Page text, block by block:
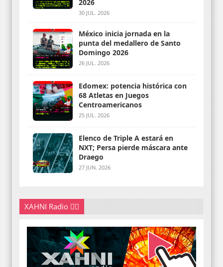
2026
30 JUL. 2026
México inicia jornada en la
punta del medallero de Santo
Domingo 2026
26 JUL. 2026
Edomex: potencia histórica con
68 Atletas en Juegos
Centroamericanos
25 JUL. 2026
Elenco de Triple A estará en
NXT; Persa pierde máscara ante
Draego
27 JUN. 2026
XAHNI Radio 👇🏽